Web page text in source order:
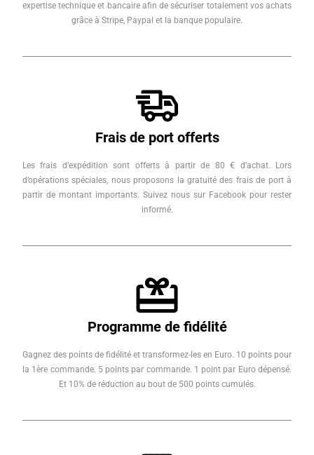
expertise technique et bancaire afin de sécuriser totalement vos achats
grâce à Stripe, Paypal et la banque populaire.
Frais de port offerts
Les frais d’expédition sont offerts à partir de 80 € d’achat. Lors
d’opérations spéciales, nous proposons la gratuité des frais de port à
partir de montant importants. Suivez nous sur Facebook pour rester
informé.
Programme de fidélité
Gagnez des points de fidélité et transformez-les en Euro. 10 points pour
la 1ère commande. 5 points par commande. 1 point par Euro dépensé.
Et 10% de réduction au bout de 500 points cumulés.